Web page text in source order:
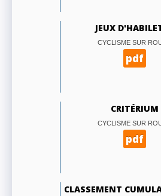
JEUX
CYCLISME SUR
pdf
CRITÉRIUM
CYCLISME SUR
pdf
CLASSEMENT